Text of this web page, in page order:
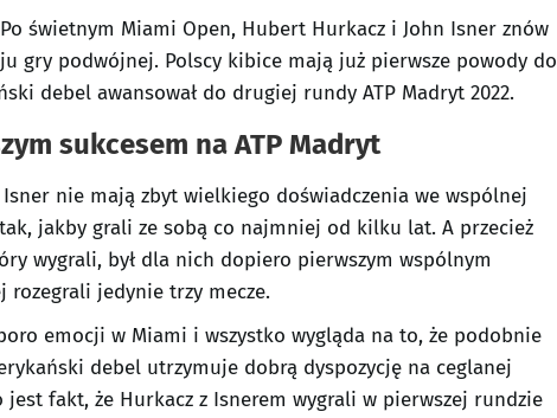
świetnym Miami Open, Hubert Hurkacz i John Isner znów
gry podwójnej. Polscy kibice mają już pierwsze powody do
debel awansował do drugiej rundy ATP Madryt 2022.
sukcesem na ATP Madryt
nie mają zbyt wielkiego doświadczenia we wspólnej
jakby grali ze sobą co najmniej od kilku lat. A przecież
wygrali, był dla nich dopiero pierwszym wspólnym
rozegrali jedynie trzy mecze.
emocji w Miami i wszystko wygląda na to, że podobnie
debel utrzymuje dobrą dyspozycję na ceglanej
fakt, że Hurkacz z Isnerem wygrali w pierwszej rundzie